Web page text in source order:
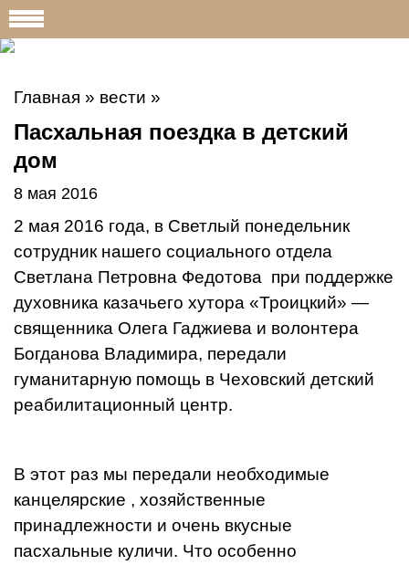
Главная » вести »
Пасхальная поездка в детский
дом
8 мая 2016
2 мая 2016 года, в Светлый понедельник
сотрудник нашего социального отдела
Светлана Петровна Федотова при поддержке
духовника казачьего хутора «Троицкий» —
священника Олега Гаджиева и волонтера
Богданова Владимира, передали
гуманитарную помощь в Чеховский детский
реабилитационный центр.
В этот раз мы передали необходимые
канцелярские , хозяйственные
принадлежности и очень вкусные
пасхальные куличи. Что особенно